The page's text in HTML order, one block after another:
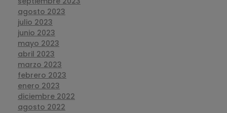
agosto 2023
julio 2023
junio 2023
mayo 2023
abril 2023
marzo 2023
febrero 2023
enero 2023
diciembre 2022
agosto 2022